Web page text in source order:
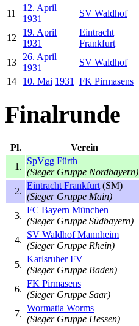
11
12. April
1931
SV Waldhof
12
19. April
1931
Eintracht
Frankfurt
13
26. April
1931
SV Waldhof
14
10. Mai 1931 FK Pirmasens
Finalrunde
Pl. Verein
1.
SpVgg Fürth
(Sieger Gruppe Nordbayern)
2.
Eintracht Frankfurt (SM)
(Sieger Gruppe Main)
3.
FC Bayern München
(Sieger Gruppe Südbayern)
4.
SV Waldhof Mannheim
(Sieger Gruppe Rhein)
5.
Karlsruher FV
(Sieger Gruppe Baden)
6.
FK Pirmasens
(Sieger Gruppe Saar)
7.
Wormatia Worms
(Sieger Gruppe Hessen)